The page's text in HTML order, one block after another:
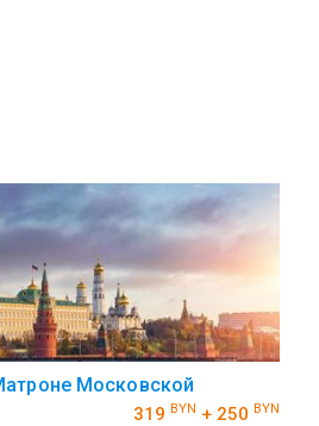
Московской
319 BYN + 250 BYN